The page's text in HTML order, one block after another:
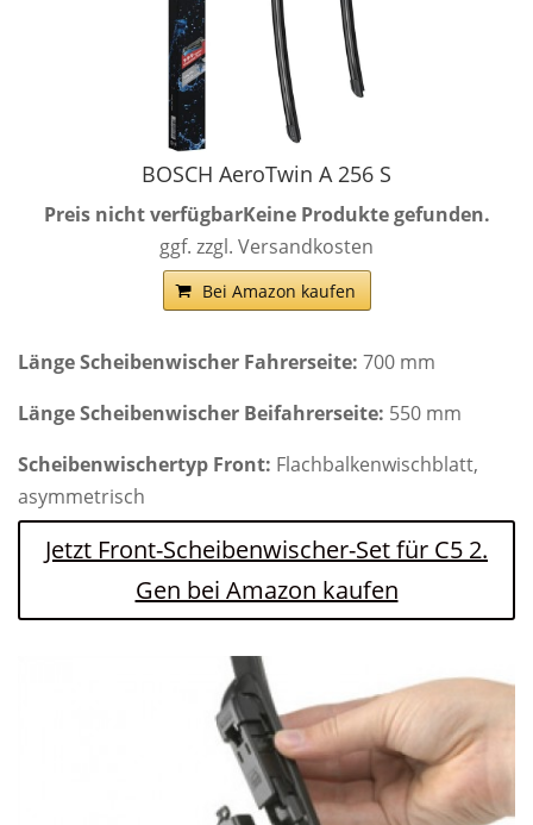
BOSCH AeroTwin A 256 S
Preis nicht verfügbarKeine Produkte gefunden.
ggf. zzgl. Versandkosten
Bei Amazon kaufen
Länge Scheibenwischer Fahrerseite: 700 mm
Länge Scheibenwischer Beifahrerseite: 550 mm
Scheibenwischertyp Front: Flachbalkenwischblatt,
asymmetrisch
Jetzt Front-Scheibenwischer-Set für C5 2.
Gen bei Amazon kaufen